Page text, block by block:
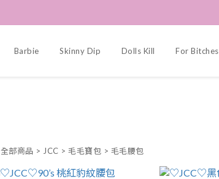
Barbie Skinny Dip Dolls Kill For Bitches
全部商品 > JCC >毛毛寶包 > 毛毛腰包